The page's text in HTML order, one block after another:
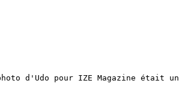
d'Udo pour IZE Magazine